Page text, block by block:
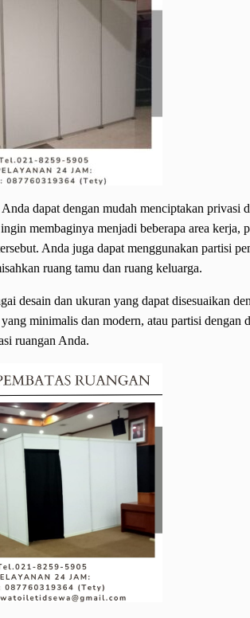
dapat dengan mudah menciptakan privasi
membaginya menjadi beberapa area kerja,
Anda juga dapat menggunakan partisi
ruang tamu dan ruang keluarga.
desain dan ukuran yang dapat disesuaikan
minimalis dan modern, atau partisi dengan
ruangan Anda.